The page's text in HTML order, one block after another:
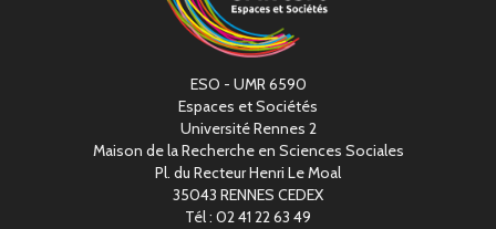
ESO - UMR 6590
Espaces et Sociétés
Université Rennes 2
Maison de la Recherche en Sciences Sociales
Pl. du Recteur Henri Le Moal
35043 RENNES CEDEX
Tél : 02 41 22 63 49